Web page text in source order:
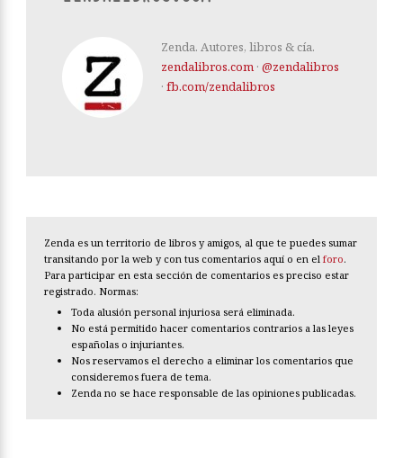
Zenda. Autores, libros & cía.
zendalibros.com · @zendalibros
· fb.com/zendalibros
Zenda es un territorio de libros y amigos, al que te puedes sumar
transitando por la web y con tus comentarios aquí o en el foro.
Para participar en esta sección de comentarios es preciso estar
registrado. Normas:
Toda alusión personal injuriosa será eliminada.
No está permitido hacer comentarios contrarios a las leyes
españolas o injuriantes.
Nos reservamos el derecho a eliminar los comentarios que
consideremos fuera de tema.
Zenda no se hace responsable de las opiniones publicadas.